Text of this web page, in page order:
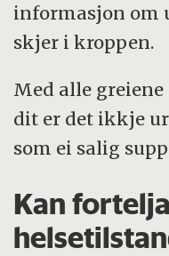
informasjon om
skjer i kroppen.
Med alle
dit er det ikkje
som ei salig
Kan